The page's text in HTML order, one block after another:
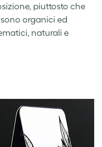
piuttosto che
organici ed
naturali e